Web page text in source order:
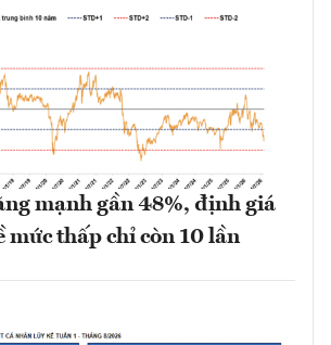
mạnh gần 48%, định giá
mức thấp chỉ còn 10 lần